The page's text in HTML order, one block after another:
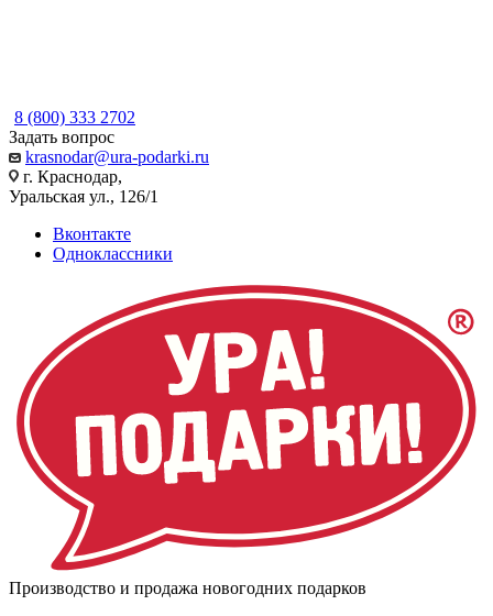
8 (800) 333 2702
Задать вопрос
krasnodar@ura-podarki.ru
г. Краснодар,
Уральская ул., 126/1
Вконтакте
Одноклассники
Производство и продажа новогодних подарков